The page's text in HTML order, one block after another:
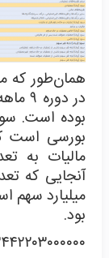
همان‌طور که
بوده است.
بورسی است
مالیات به
بود.
۳۳۴۴۲۲۰۳۰۰۰۰۰۰ /